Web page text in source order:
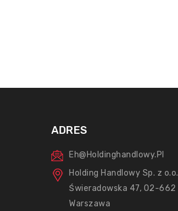
ADRES
Eh@holdinghandlowy.pl
Holding Handlowy Sp. z o.o.
Świeradowska 47, 02-662
Warszawa